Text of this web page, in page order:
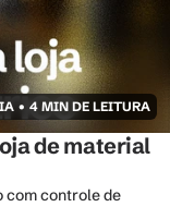
• 4 MIN DE LEITURA
de material
com controle de